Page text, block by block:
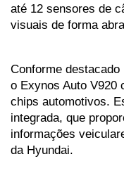
até 12 sensores de
visuais de forma
Conforme destacado
o Exynos Auto V920
chips automotivos.
integrada, que
informações
da Hyundai.